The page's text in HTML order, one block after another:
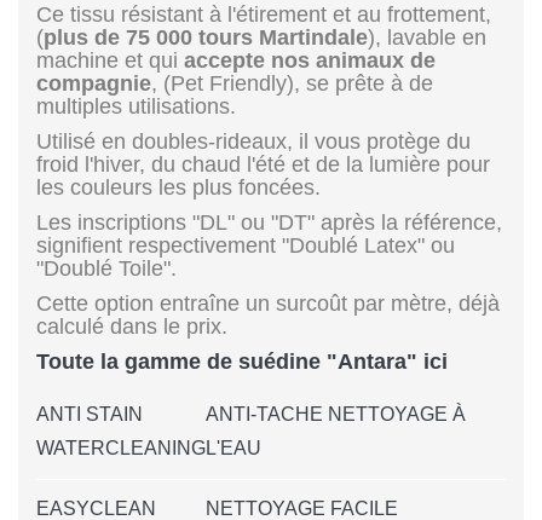
Ce tissu résistant à l'étirement et au frottement,
(plus de 75 000 tours Martindale), lavable en
machine et qui accepte nos animaux de
compagnie, (Pet Friendly), se prête à de
multiples utilisations.
Utilisé en doubles-rideaux, il vous protège du
froid l'hiver, du chaud l'été et de la lumière pour
les couleurs les plus foncées.
Les inscriptions "DL" ou "DT" après la référence,
signifient respectivement "Doublé Latex" ou
"Doublé Toile".
Cette option entraîne un surcoût par mètre, déjà
calculé dans le prix.
Toute la gamme de suédine "Antara" ici
ANTI STAIN
WATERCLEANING
ANTI-TACHE NETTOYAGE À
L'EAU
EASYCLEAN NETTOYAGE FACILE